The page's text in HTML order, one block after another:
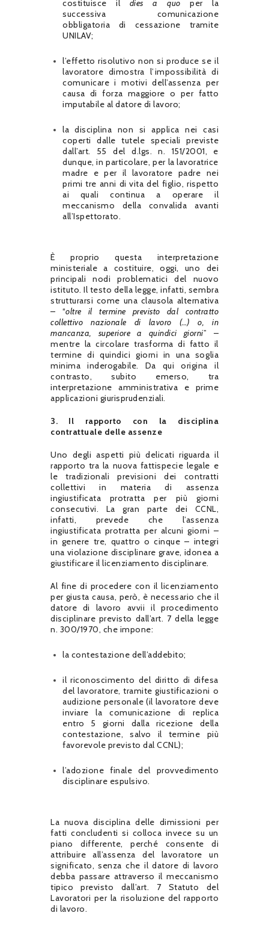
costituisce il dies a quo per la
successiva comunicazione
obbligatoria di cessazione tramite
UNILAV;
l’effetto risolutivo non si produce se il
lavoratore dimostra l’impossibilità di
comunicare i motivi dell’assenza per
causa di forza maggiore o per fatto
imputabile al datore di lavoro;
la disciplina non si applica nei casi
coperti dalle tutele speciali previste
dall’art. 55 del d.lgs. n. 151/2001, e
dunque, in particolare, per la lavoratrice
madre e per il lavoratore padre nei
primi tre anni di vita del figlio, rispetto
ai quali continua a operare il
meccanismo della convalida avanti
all’Ispettorato.
È proprio questa interpretazione
ministeriale a costituire, oggi, uno dei
principali nodi problematici del nuovo
istituto. Il testo della legge, infatti, sembra
strutturarsi come una clausola alternativa
– “oltre il termine previsto dal contratto
collettivo nazionale di lavoro (…) o, in
mancanza, superiore a quindici giorni” –
mentre la circolare trasforma di fatto il
termine di quindici giorni in una soglia
minima inderogabile. Da qui origina il
contrasto, subito emerso, tra
interpretazione amministrativa e prime
applicazioni giurisprudenziali.
3. Il rapporto con la disciplina
contrattuale delle assenze
Uno degli aspetti più delicati riguarda il
rapporto tra la nuova fattispecie legale e
le tradizionali previsioni dei contratti
collettivi in materia di assenza
ingiustificata protratta per più giorni
consecutivi. La gran parte dei CCNL,
infatti, prevede che l’assenza
ingiustificata protratta per alcuni giorni –
in genere tre, quattro o cinque – integri
una violazione disciplinare grave, idonea a
giustificare il licenziamento disciplinare.
Al fine di procedere con il licenziamento
per giusta causa, però, è necessario che il
datore di lavoro avvii il procedimento
disciplinare previsto dall’art. 7 della legge
n. 300/1970, che impone:
la contestazione dell’addebito;
il riconoscimento del diritto di difesa
del lavoratore, tramite giustificazioni o
audizione personale (il lavoratore deve
inviare la comunicazione di replica
entro 5 giorni dalla ricezione della
contestazione, salvo il termine più
favorevole previsto dal CCNL);
l’adozione finale del provvedimento
disciplinare espulsivo.
La nuova disciplina delle dimissioni per
fatti concludenti si colloca invece su un
piano differente, perché consente di
attribuire all’assenza del lavoratore un
significato, senza che il datore di lavoro
debba passare attraverso il meccanismo
tipico previsto dall’art. 7 Statuto del
Lavoratori per la risoluzione del rapporto
di lavoro.